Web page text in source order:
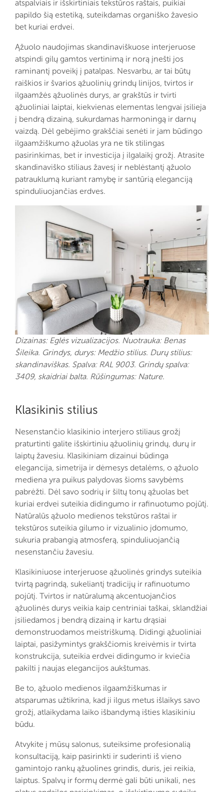
atspalviais ir išskirtiniais tekstūros raštais, puikiai
papildo šią estetiką, suteikdamas organiško žavesio
bet kuriai erdvei.
Ąžuolo naudojimas skandinaviškuose interjeruose
atspindi gilų gamtos vertinimą ir norą įnešti jos
raminantį poveikį į patalpas. Nesvarbu, ar tai būtų
raiškios ir švarios ąžuolinių grindų linijos, tvirtos ir
ilgaamžės ąžuolinės durys, ar grakštūs ir tvirti
ąžuoliniai laiptai, kiekvienas elementas lengvai įsilieja
į bendrą dizainą, sukurdamas harmoningą ir darnų
vaizdą. Dėl gebėjimo grakščiai senėti ir jam būdingo
ilgaamžiškumo ąžuolas yra ne tik stilingas
pasirinkimas, bet ir investicija į ilgalaikį grožį. Atrasite
skandinaviško stiliaus žavesį ir neblėstantį ąžuolo
patrauklumą kuriant ramybę ir santūrią eleganciją
spinduliuojančias erdves.
Dizainas: Eglės vizualizacijos. Nuotrauka: Benas
Šileika. Grindys, durys: Medžio stilius. Durų stilius:
skandinaviškas. Spalva: RAL 9003. Grindų spalva:
3409, skaidriai balta. Rūšingumas: Nature.
Klasikinis stilius
Nesenstančio klasikinio interjero stiliaus grožį
praturtinti galite išskirtiniu ąžuolinių grindų, durų ir
laiptų žavesiu. Klasikiniam dizainui būdinga
elegancija, simetrija ir dėmesys detalėms, o ąžuolo
mediena yra puikus palydovas šioms savybėms
pabrėžti. Dėl savo sodrių ir šiltų tonų ąžuolas bet
kuriai erdvei suteikia didingumo ir rafinuotumo pojūtį.
Natūralūs ąžuolo medienos tekstūros raštai ir
tekstūros suteikia gilumo ir vizualinio įdomumo,
sukuria prabangią atmosferą, spinduliuojančią
nesenstančiu žavesiu.
Klasikiniuose interjeruose ąžuolinės grindys suteikia
tvirtą pagrindą, sukeliantį tradicijų ir rafinuotumo
pojūtį. Tvirtos ir natūralumą akcentuojančios
ąžuolinės durys veikia kaip centriniai taškai, sklandžiai
įsiliedamos į bendrą dizainą ir kartu drąsiai
demonstruodamos meistriškumą. Didingi ąžuoliniai
laiptai, pasižymintys grakščiomis kreivėmis ir tvirta
konstrukcija, suteikia erdvei didingumo ir kviečia
pakilti į naujas elegancijos aukštumas.
Be to, ąžuolo medienos ilgaamžiškumas ir
atsparumas užtikrina, kad ji ilgus metus išlaikys savo
grožį, atlaikydama laiko išbandymą išties klasikiniu
būdu.
Atvykite į mūsų salonus, suteiksime profesionalią
konsultaciją, kaip pasirinkti ir suderinti iš vieno
gamintojo rankų ąžuolines grindis, duris, jei reikia,
laiptus. Spalvų ir formų dermė gali būti unikali, nes